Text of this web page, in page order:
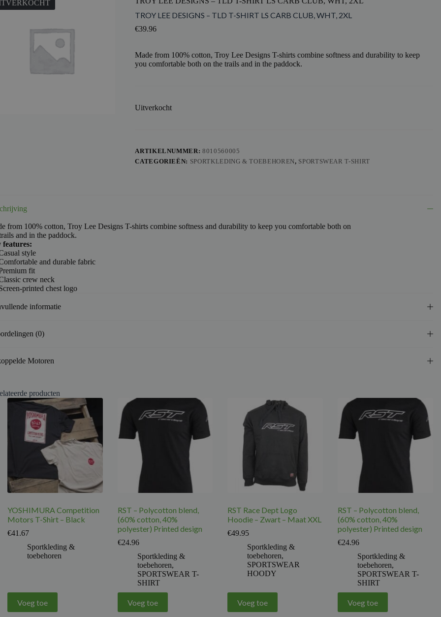
TROY LEE DESIGNS – TLD T-SHIRT LS CARB CLUB, WHT, 2XL
€39.96
Made from 100% cotton, Troy Lee Designs T-shirts combine softness and durability to keep
you comfortable both on the trails and in the paddock.
Uitverkocht
ARTIKELNUMMER:8010560005
CATEGORIEËN: SPORTKLEDING & TOEBEHOREN, SPORTSWEAR T-SHIRT
from 100% cotton, Troy Lee Designs T-shirts combine softness and durability to keep you comfortable both on
and in the paddock.
features:
style
and durable fabric
fit
crew neck
printed chest logo
informatie
(0)
Motoren
producten
YOSHIMURA Competition
Motors T-Shirt – Black
€41.67
Sportkleding &
toebehoren
Voeg toe
RST – Polycotton blend,
(60% cotton, 40%
polyester) Printed design
€24.96
Sportkleding &
toebehoren,
SPORTSWEAR T-
SHIRT
Voeg toe
RST Race Dept Logo
Hoodie – Zwart – Maat XXL
€49.95
Sportkleding &
toebehoren,
SPORTSWEAR
HOODY
Voeg toe
RST – Polycotton blend,
(60% cotton, 40%
polyester) Printed design
€24.96
Sportkleding &
toebehoren,
SPORTSWEAR T-
SHIRT
Voeg toe